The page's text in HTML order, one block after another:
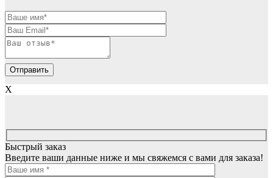
X
Быстрый заказ
Введите ваши данные ниже и мы свяжемся с вами для заказа!